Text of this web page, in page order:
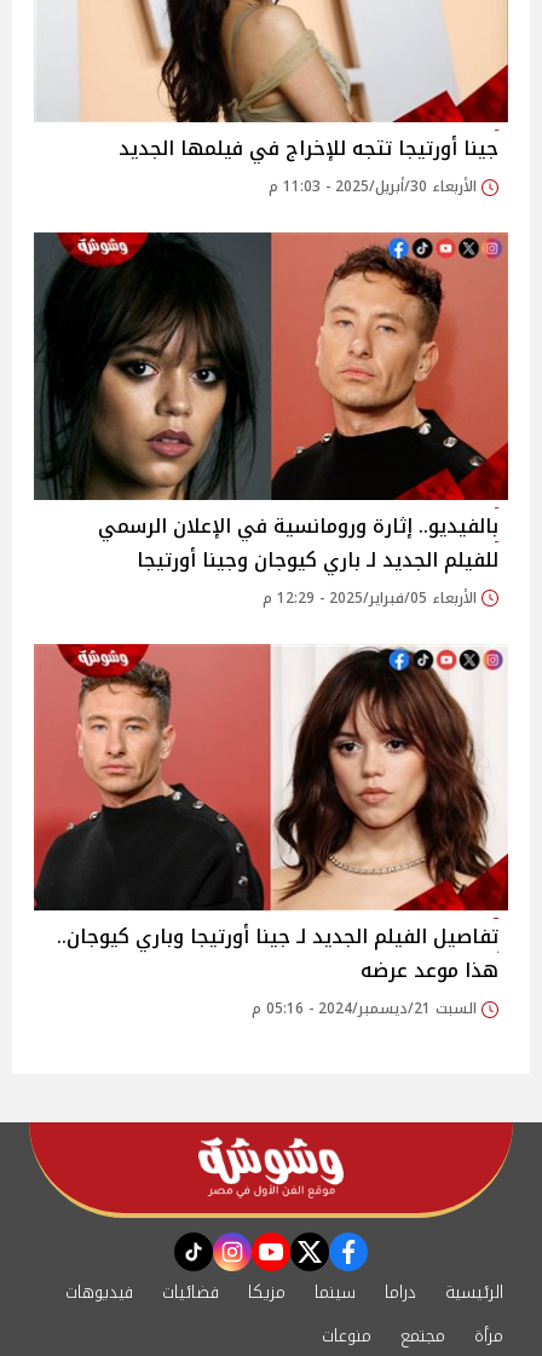
جينا أورتيجا تتجه للإخراج في فيلمها الجديد
الأربعاء 30/أبريل/2025 - 11:03 م
بالفيديو.. إثارة ورومانسية في الإعلان الرسمي
للفيلم الجديد لـ باري كيوجان وجينا أورتيجا
الأربعاء 05/فبراير/2025 - 12:29 م
تفاصيل الفيلم الجديد لـ جينا أورتيجا وباري كيوجان..
هذا موعد عرضه
السبت 21/ديسمبر/2024 - 05:16 م
facebook
twitter
youtube
instagram
tiktok
الرئيسية دراما سينما مزيكا فضائيات
فيديوهات
مرأة
مجتمع منوعات